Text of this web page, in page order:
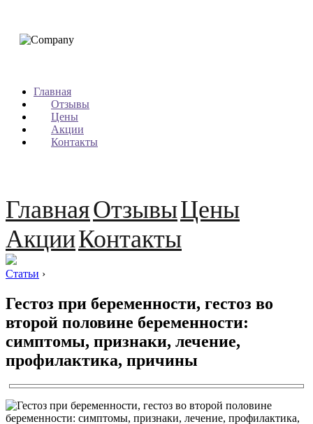
Главная
Отзывы
Цены
Акции
Контакты
ГлавнаяОтзывыЦены
АкцииКонтакты
Статьи ›
Гестоз при беременности, гестоз во
второй половине беременности:
симптомы, признаки, лечение,
профилактика, причины